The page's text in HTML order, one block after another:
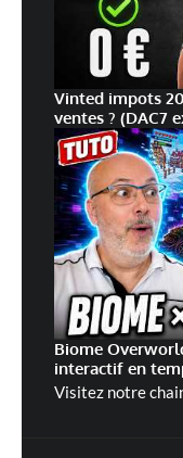
Vinted impots
ventes ? (DAC7
Biome
interactif en
Visitez notre